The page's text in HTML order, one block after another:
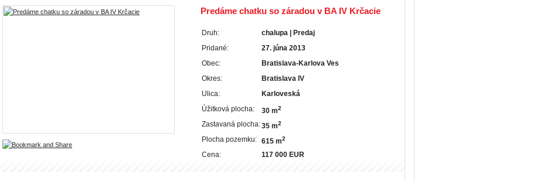
Predáme chatku so záradou v BA IV Krčacie
Druh:
chalupa | Predaj
Pridané:
27. júna 2013
Obec:
Bratislava-Karlova Ves
Okres:
Bratislava IV
Ulica:
Karloveská
Úžitková plocha:
30 m2
Zastavaná plocha:35 m2
Plocha pozemku: 615 m2
Cena: 117 000 EUR